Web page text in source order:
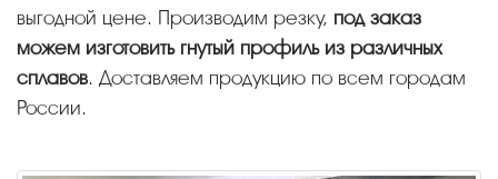
выгодной цене. Производим резку, под заказ
можем изготовить гнутый профиль из различных
сплавов. Доставляем продукцию по всем городам
России.